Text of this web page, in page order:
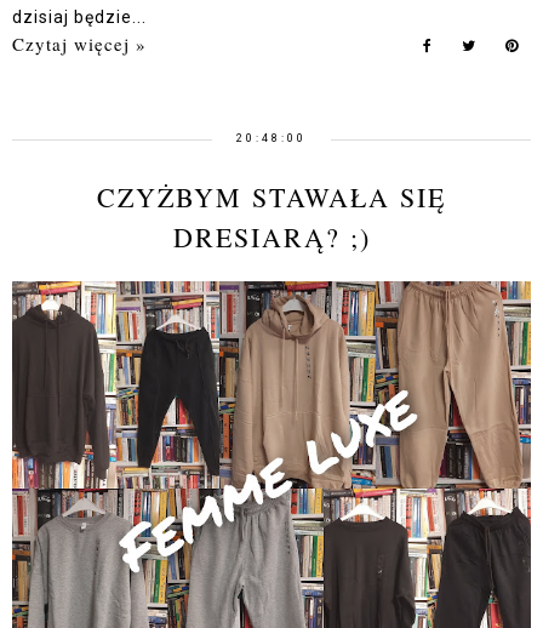
dzisiaj będzie...
Czytaj więcej »
20:48:00
CZYŻBYM STAWAŁA SIĘ
DRESIARĄ? ;)